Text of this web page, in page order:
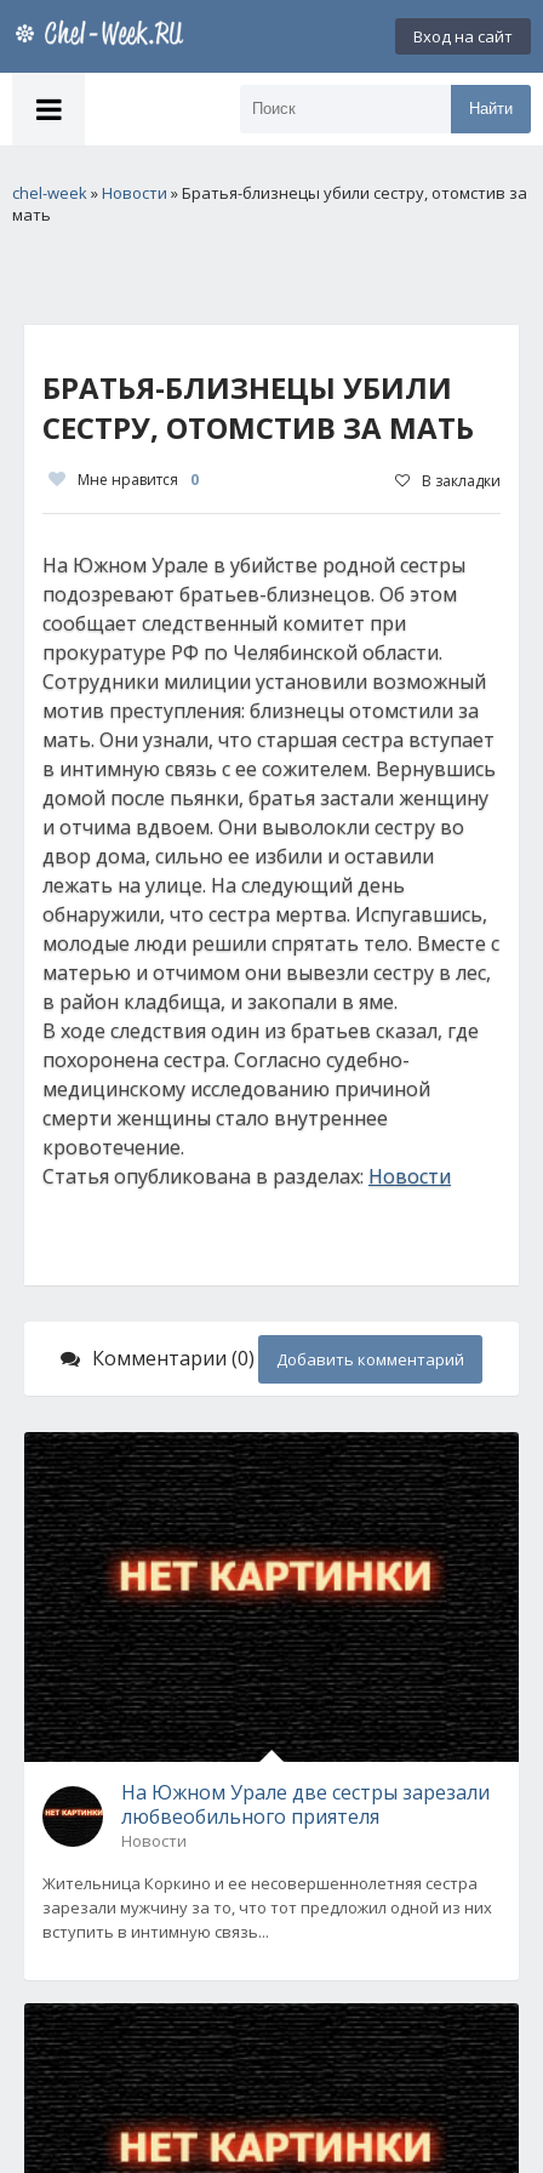
Вход на сайт
Найти
chel-week»Новости » Братья-близнецы убили сестру, отомстив за
мать
БРАТЬЯ-БЛИЗНЕЦЫ УБИЛИ
СЕСТРУ, ОТОМСТИВ ЗА МАТЬ
Мне нравится 0 В закладки
На Южном Урале в убийстве родной сестры
подозревают братьев-близнецов. Об этом
сообщает следственный комитет при
прокуратуре РФ по Челябинской области.
Сотрудники милиции установили возможный
мотив преступления: близнецы отомстили за
мать. Они узнали, что старшая сестра вступает
в интимную связь с ее сожителем. Вернувшись
домой после пьянки, братья застали женщину
и отчима вдвоем. Они выволокли сестру во
двор дома, сильно ее избили и оставили
лежать на улице. На следующий день
обнаружили, что сестра мертва. Испугавшись,
молодые люди решили спрятать тело. Вместе с
матерью и отчимом они вывезли сестру в лес,
в район кладбища, и закопали в яме.
В ходе следствия один из братьев сказал, где
похоронена сестра. Согласно судебно-
медицинскому исследованию причиной
смерти женщины стало внутреннее
кровотечение.
Статья опубликована в разделах: Новости
Комментарии (0) Добавить комментарий
На Южном Урале две сестры зарезали
любвеобильного приятеля
Новости
Жительница Коркино и ее несовершеннолетняя сестра
зарезали мужчину за то, что тот предложил одной из них
вступить в интимную связь...